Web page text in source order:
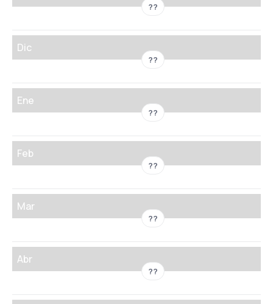
??
Dic
??
Ene
??
Feb
??
Mar
??
Abr
??